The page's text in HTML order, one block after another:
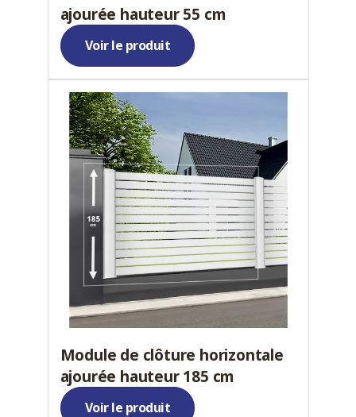
ajourée hauteur 55 cm
Voir le produit
Module de clôture horizontale
ajourée hauteur 185 cm
Voir le produit